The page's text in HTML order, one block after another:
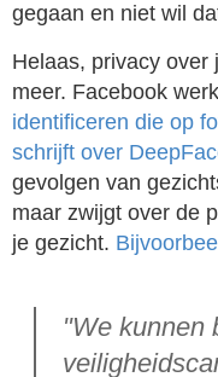
gegaan en niet wil
Helaas, privacy over
meer. Facebook
identificeren die op
schrijft over
gevolgen van
maar zwijgt over de
je gezicht.
"We kunnen